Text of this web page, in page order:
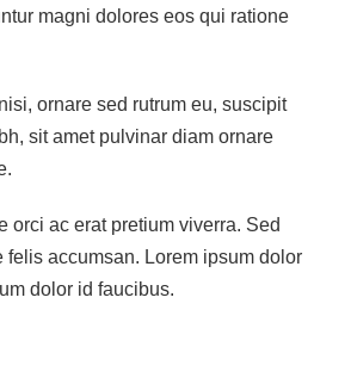
magni dolores eos qui ratione
ornare sed rutrum eu, suscipit
sit amet pulvinar diam ornare
ac erat pretium viverra. Sed
accumsan. Lorem ipsum dolor
dolor id faucibus.